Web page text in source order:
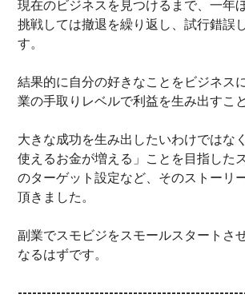
現在のビジネスを見つけるまで、一年
挑戦しては撤退を繰り返し、試行錯誤
す。
結果的に自分の好きなことをビジネス
業の手取りレベルで利益を生み出すこ
大きな成功を生み出したいわけではな
使えるお金が増える」ことを目指した
のターゲット設定など、そのストーリ
頂きました。
副業でスモビジをスモールスタートさ
なるはずです。